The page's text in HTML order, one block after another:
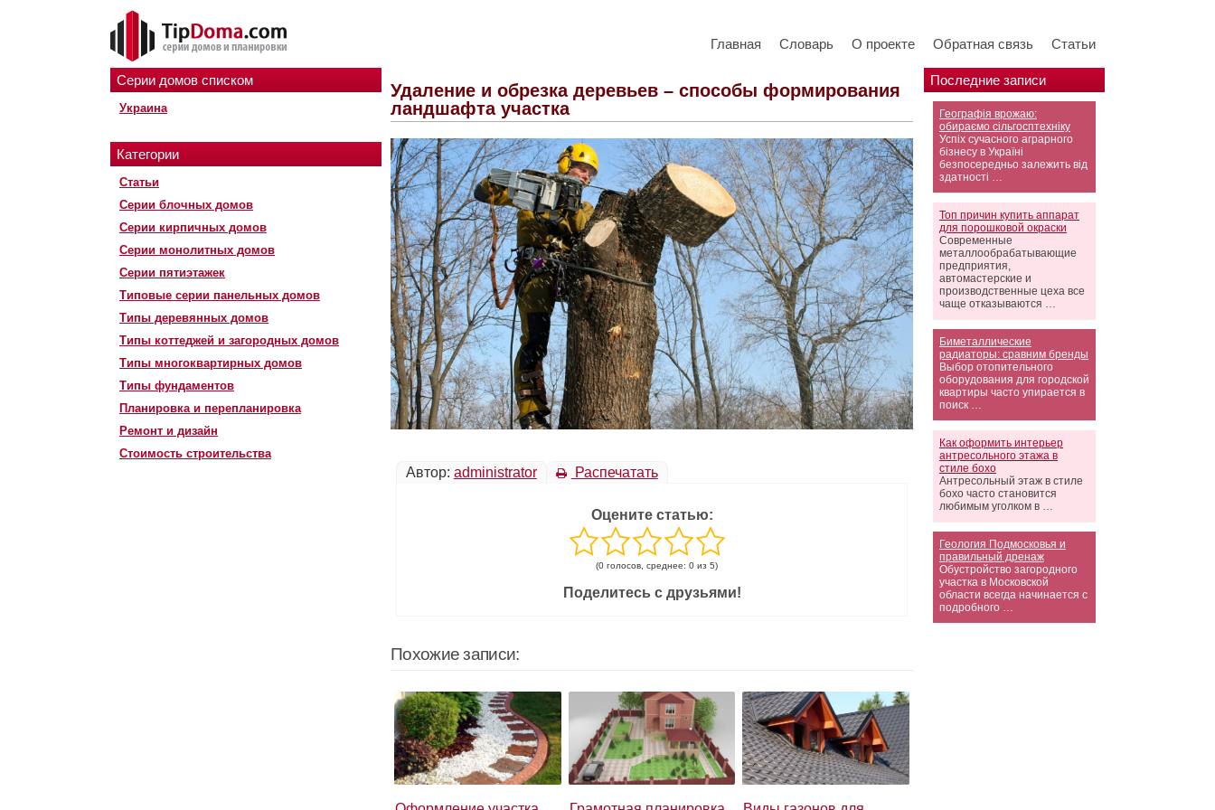
Главная Словарь О проекте Обратная связь Статьи
Серии домов списком
Украина
Категории
Статьи
Серии блочных домов
Серии кирпичных домов
Серии монолитных домов
Серии пятиэтажек
Типовые серии панельных домов
Типы деревянных домов
Типы коттеджей и загородных домов
Типы многоквартирных домов
Типы фундаментов
Планировка и перепланировка
Ремонт и дизайн
Стоимость строительства
Последние записи
Географія врожаю:
обираємо сільгосптехніку
Успіх сучасного аграрного
бізнесу в Україні
безпосередньо залежить від
здатності …
Топ причин купить аппарат
для порошковой окраски
Современные
металлообрабатывающие
предприятия,
автомастерские и
производственные цеха все
чаще отказываются …
Биметаллические
радиаторы: сравним бренды
Выбор отопительного
оборудования для городской
квартиры часто упирается в
поиск …
Как оформить интерьер
антресольного этажа в
стиле бохо
Антресольный этаж в стиле
бохо часто становится
любимым уголком в …
Геология Подмосковья и
правильный дренаж
Обустройство загородного
участка в Московской
области всегда начинается с
подробного …
Удаление и обрезка деревьев – способы формирования
ландшафта участка
Автор: administrator Распечатать
Оцените статью:
(0 голосов, среднее: 0 из 5)
Поделитесь с друзьями!
Похожие записи: